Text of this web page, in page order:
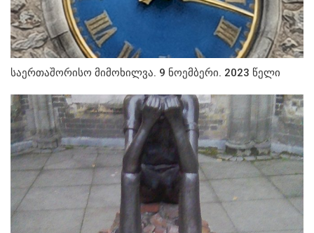
საერთაშორისო მიმოხილვა. 9 ნოემბერი. 2023 წელი